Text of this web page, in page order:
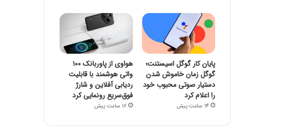
پایان کار گوگل اسیستنت؛
گوگل زمان خاموش شدن
دستیار صوتی محبوب خود
را اعلام کرد
14 ساعت پیش
هواوی از پاوربانک ۱۰۰
واتی هوشمند با قابلیت
ردیابی آفلاین و شارژ
فوق‌سریع رونمایی کرد
16 ساعت پیش